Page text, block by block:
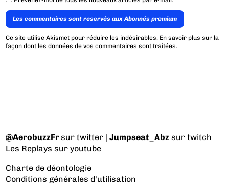
Les commentaires sont reservés aux Abonnés premium
Ce site utilise Akismet pour réduire les indésirables. En savoir plus sur la
façon dont les données de vos commentaires sont traitées.
@AerobuzzFrsur twitter |Jumpseat_Abz sur twitch
Les Replays sur youtube
Charte de déontologie
Conditions générales d'utilisation